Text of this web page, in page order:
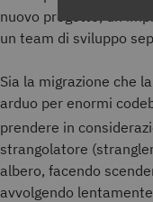
nuovo progetto,
un team di sviluppo
Sia la migrazione che
arduo per enormi
prendere in
strangolatore
albero, facendo
avvolgendo